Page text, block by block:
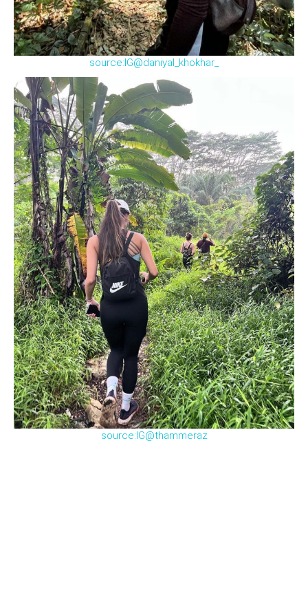
source:IG@daniyal_khokhar_
source:IG@thammeraz